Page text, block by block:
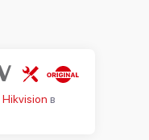
Hikvision в